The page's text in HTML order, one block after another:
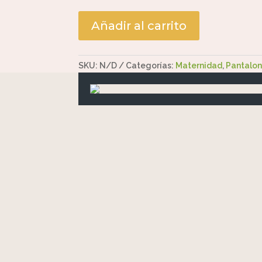
Añadir al carrito
SKU: N/D Categorías: Maternidad,